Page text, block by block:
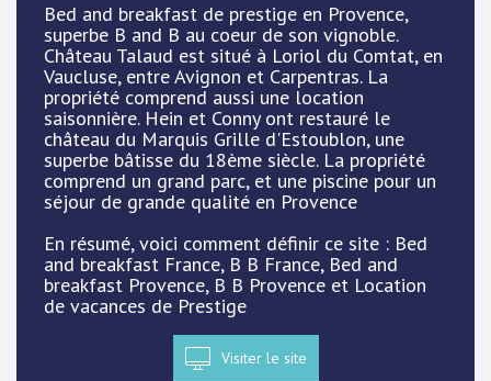
Bed and breakfast de prestige en Provence,
superbe B and B au coeur de son vignoble.
Château Talaud est situé à Loriol du Comtat, en
Vaucluse, entre Avignon et Carpentras. La
propriété comprend aussi une location
saisonnière. Hein et Conny ont restauré le
château du Marquis Grille d'Estoublon, une
superbe bâtisse du 18ème siècle. La propriété
comprend un grand parc, et une piscine pour un
séjour de grande qualité en Provence
En résumé, voici comment définir ce site : Bed
and breakfast France, B B France, Bed and
breakfast Provence, B B Provence et Location
de vacances de Prestige
Visiter le site